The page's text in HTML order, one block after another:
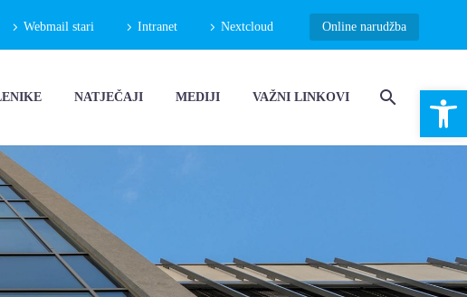
Webmail stari Intranet Nextcloud Online narudžba
NATJEČAJI MEDIJI VAŽNI LINKOVI